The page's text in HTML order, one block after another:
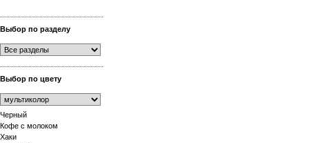
Выбор по разделу
Выбор по цвету
Черный
Кофе с молоком
Хаки